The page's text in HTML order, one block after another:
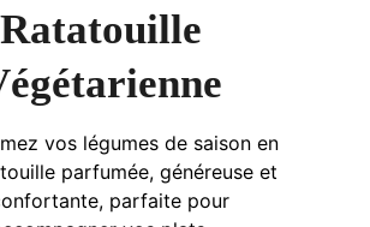
Ratatouille
vos légumes de saison en
parfumée, généreuse et
parfaite pour